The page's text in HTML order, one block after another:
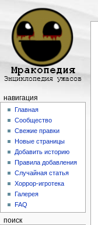
навигация
Главная
Сообщество
Свежие правки
Новые страницы
Добавить историю
Правила добавления
Случайная статья
Хоррор-игротека
Галерея
FAQ
поиск